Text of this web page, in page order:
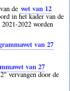
de wet van 12
in het kader van de
2022 worden
van 27
van 27
vervangen door de